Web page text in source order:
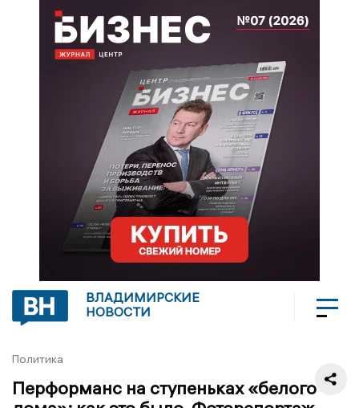
ВЛАДИМИРСКИЕ
НОВОСТИ
Политика
Перформанс на ступеньках «белого